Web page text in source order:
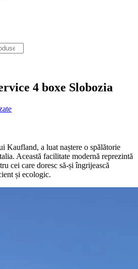
4 boxe Slobozia
Kaufland, a luat naștere o spălătorie
Această facilitate modernă reprezintă
cei care doresc să-și îngrijească
și ecologic.